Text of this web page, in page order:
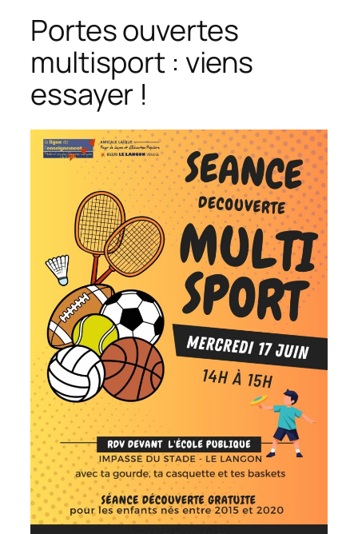
Portes ouvertes
multisport : viens
essayer !